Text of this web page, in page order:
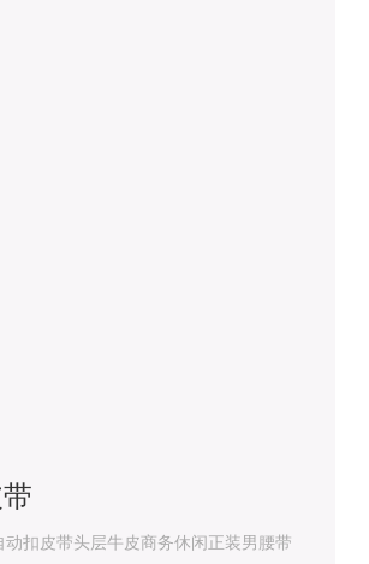
动扣皮带头层牛皮商务休闲正装男腰带